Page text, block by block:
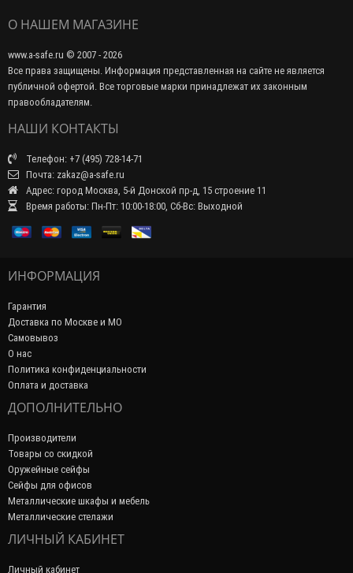
О НАШЕМ МАГАЗИНЕ
www.a-safe.ru © 2007 - 2026
Все права защищены. Информация представленная на сайте не является
публичной офертой. Все торговые марки принадлежат их законным
правообладателям.
НАШИ КОНТАКТЫ
Телефон: +7 (495) 728-14-71
Почта: zakaz@a-safe.ru
Адрес: город Москва, 5-й Донской пр-д, 15 строение 11
Время работы: Пн-Пт: 10:00-18:00, Сб-Вс: Выходной
ИНФОРМАЦИЯ
Гарантия
Доставка по Москве и МО
Самовывоз
О нас
Политика конфиденциальности
Оплата и доставка
ДОПОЛНИТЕЛЬНО
Производители
Товары со скидкой
Оружейные сейфы
Сейфы для офисов
Металлические шкафы и мебель
Металлические стелажи
ЛИЧНЫЙ КАБИНЕТ
Личный кабинет